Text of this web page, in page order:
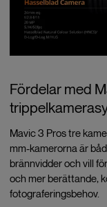
Fördelar med
Mavic 3 Pros tre
mm-kamerorna är
brännvidder och vill
och mer berättande,
fotograferingsbehov.